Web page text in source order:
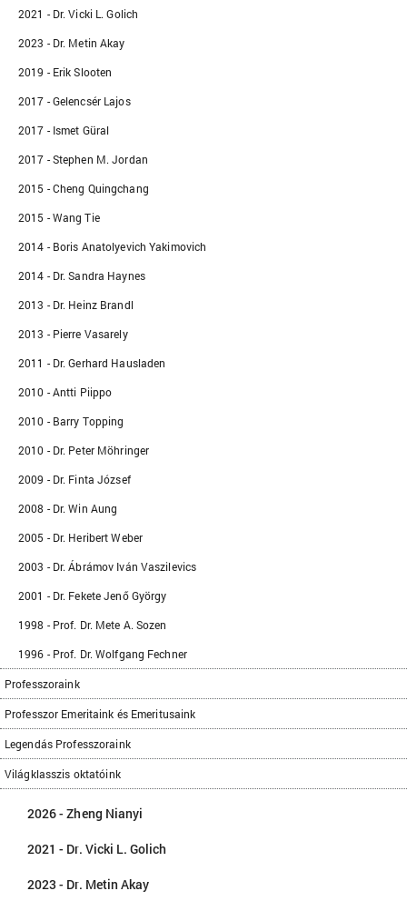
2021 - Dr. Vicki L. Golich
2023 - Dr. Metin Akay
2019 - Erik Slooten
2017 - Gelencsér Lajos
2017 - Ismet Güral
2017 - Stephen M. Jordan
2015 - Cheng Quingchang
2015 - Wang Tie
2014 - Boris Anatolyevich Yakimovich
2014 - Dr. Sandra Haynes
2013 - Dr. Heinz Brandl
2013 - Pierre Vasarely
2011 - Dr. Gerhard Hausladen
2010 - Antti Piippo
2010 - Barry Topping
2010 - Dr. Peter Möhringer
2009 - Dr. Finta József
2008 - Dr. Win Aung
2005 - Dr. Heribert Weber
2003 - Dr. Ábrámov Iván Vaszilevics
2001 - Dr. Fekete Jenő György
1998 - Prof. Dr. Mete A. Sozen
1996 - Prof. Dr. Wolfgang Fechner
Professzoraink
Professzor Emeritaink és Emeritusaink
Legendás Professzoraink
Világklasszis oktatóink
2026 - Zheng Nianyi
2021 - Dr. Vicki L. Golich
2023 - Dr. Metin Akay